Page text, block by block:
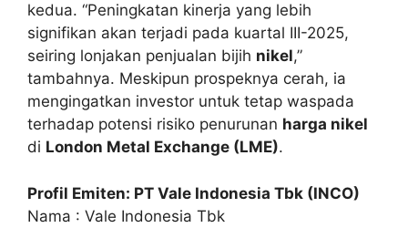
kedua. “Peningkatan kinerja yang lebih
signifikan akan terjadi pada kuartal III-2025,
seiring lonjakan penjualan bijih nikel,”
tambahnya. Meskipun prospeknya cerah, ia
mengingatkan investor untuk tetap waspada
terhadap potensi risiko penurunan harga nikel
di London Metal Exchange (LME).
Profil Emiten: PT Vale Indonesia Tbk (INCO)
Nama : Vale Indonesia Tbk